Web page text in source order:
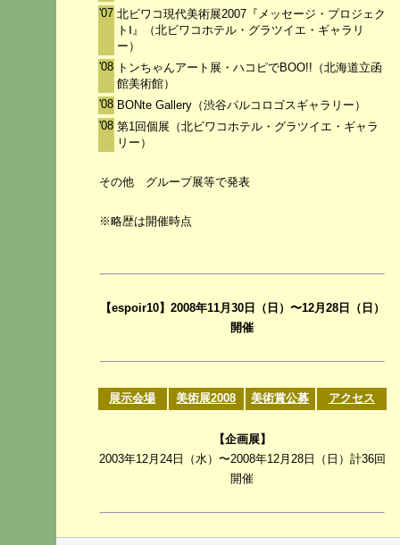
'07 北ビワコ現代美術展2007『メッセージ・プロジェク
トⅠ』（北ビワコホテル・グラツイエ・ギャラリ
ー）
'08 トンちゃんアート展・ハコピでBOO!!（北海道立函
館美術館）
'08 BONte Gallery（渋谷パルコロゴスギャラリー）
'08 第1回個展（北ビワコホテル・グラツイエ・ギャラ
リー）
その他 グループ展等で発表
※略歴は開催時点
【espoir10】2008年11月30日（日）〜12月28日（日）
開催
展示会場 美術展2008 美術賞公募 アクセス
【企画展】
2003年12月24日（水）〜2008年12月28日（日）計36回
開催